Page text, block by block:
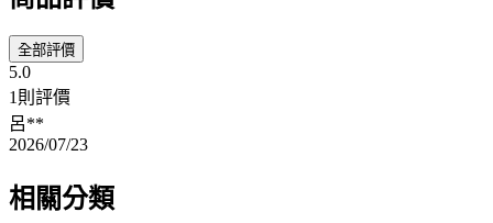
全部評價
5.0
1則評價
呂**
2026/07/23
相關分類